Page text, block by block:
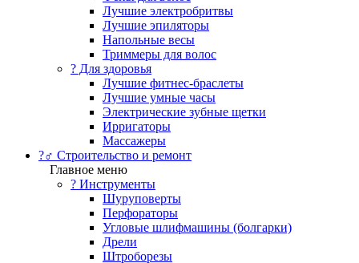
Лучшие электробритвы
Лучшие эпиляторы
Напольные весы
Триммеры для волос
? Для здоровья
Лучшие фитнес-браслеты
Лучшие умные часы
Электрические зубные щетки
Ирригаторы
Массажеры
?‍♂️ Строительство и ремонт
Главное меню
?️ Инструменты
Шуруповерты
Перфораторы
Угловые шлифмашины (болгарки)
Дрели
Штроборезы